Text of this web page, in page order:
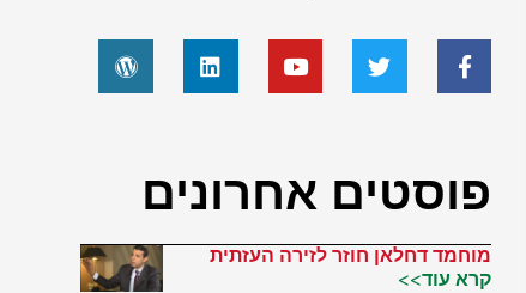
פוסטים אחרונים
מוחמד דחלאן חוזר לזירה העזתית
קרא עוד>>